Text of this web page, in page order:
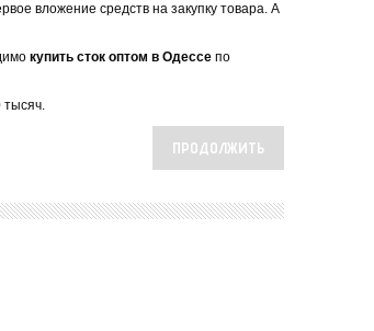
вложение средств на закупку товара. А
купить сток оптом в Одессе по
тысяч.
ПРОДОЛЖИТЬ